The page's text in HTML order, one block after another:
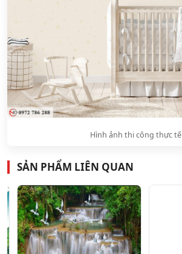
Hình ảnh thi công thực tế
SẢN PHẨM LIÊN QUAN